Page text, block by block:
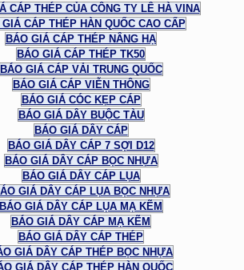
CÁP THÉP CỦA CÔNG TY LÊ HÀ VINA
CÁP THÉP HÀN QUỐC CAO CẤP
BÁO GIÁ CÁP THÉP NÂNG HẠ
BÁO GIÁ CÁP THÉP TK50
BÁO GIÁ CÁP VẢI TRUNG QUỐC
BÁO GIÁ CÁP VIỄN THÔNG
BÁO GIÁ CÓC KẸP CÁP
BÁO GIÁ DÂY BUỘC TÀU
BÁO GIÁ DÂY CÁP
BÁO GIÁ DÂY CÁP 7 SỢI D12
BÁO GIÁ DÂY CÁP BỌC NHỰA
BÁO GIÁ DÂY CÁP LỤA
GIÁ DÂY CÁP LỤA BỌC NHỰA
BÁO GIÁ DÂY CÁP LỤA MẠ KẼM
BÁO GIÁ DÂY CÁP MẠ KẼM
BÁO GIÁ DÂY CÁP THÉP
GIÁ DÂY CÁP THÉP BỌC NHỰA
GIÁ DÂY CÁP THÉP HÀN QUỐC